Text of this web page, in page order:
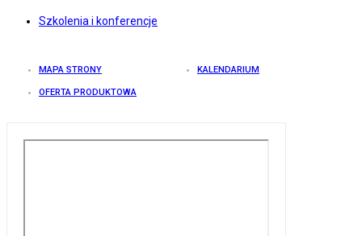
Szkolenia i konferencje
MAPA STRONY KALENDARIUM
OFERTA PRODUKTOWA